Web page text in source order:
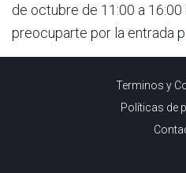
de octubre de 11:00 a
preocuparte por la entrada
Terminos y
Políticas de